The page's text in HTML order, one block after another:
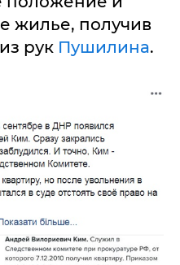
жилье, получив
рук Пушилина.